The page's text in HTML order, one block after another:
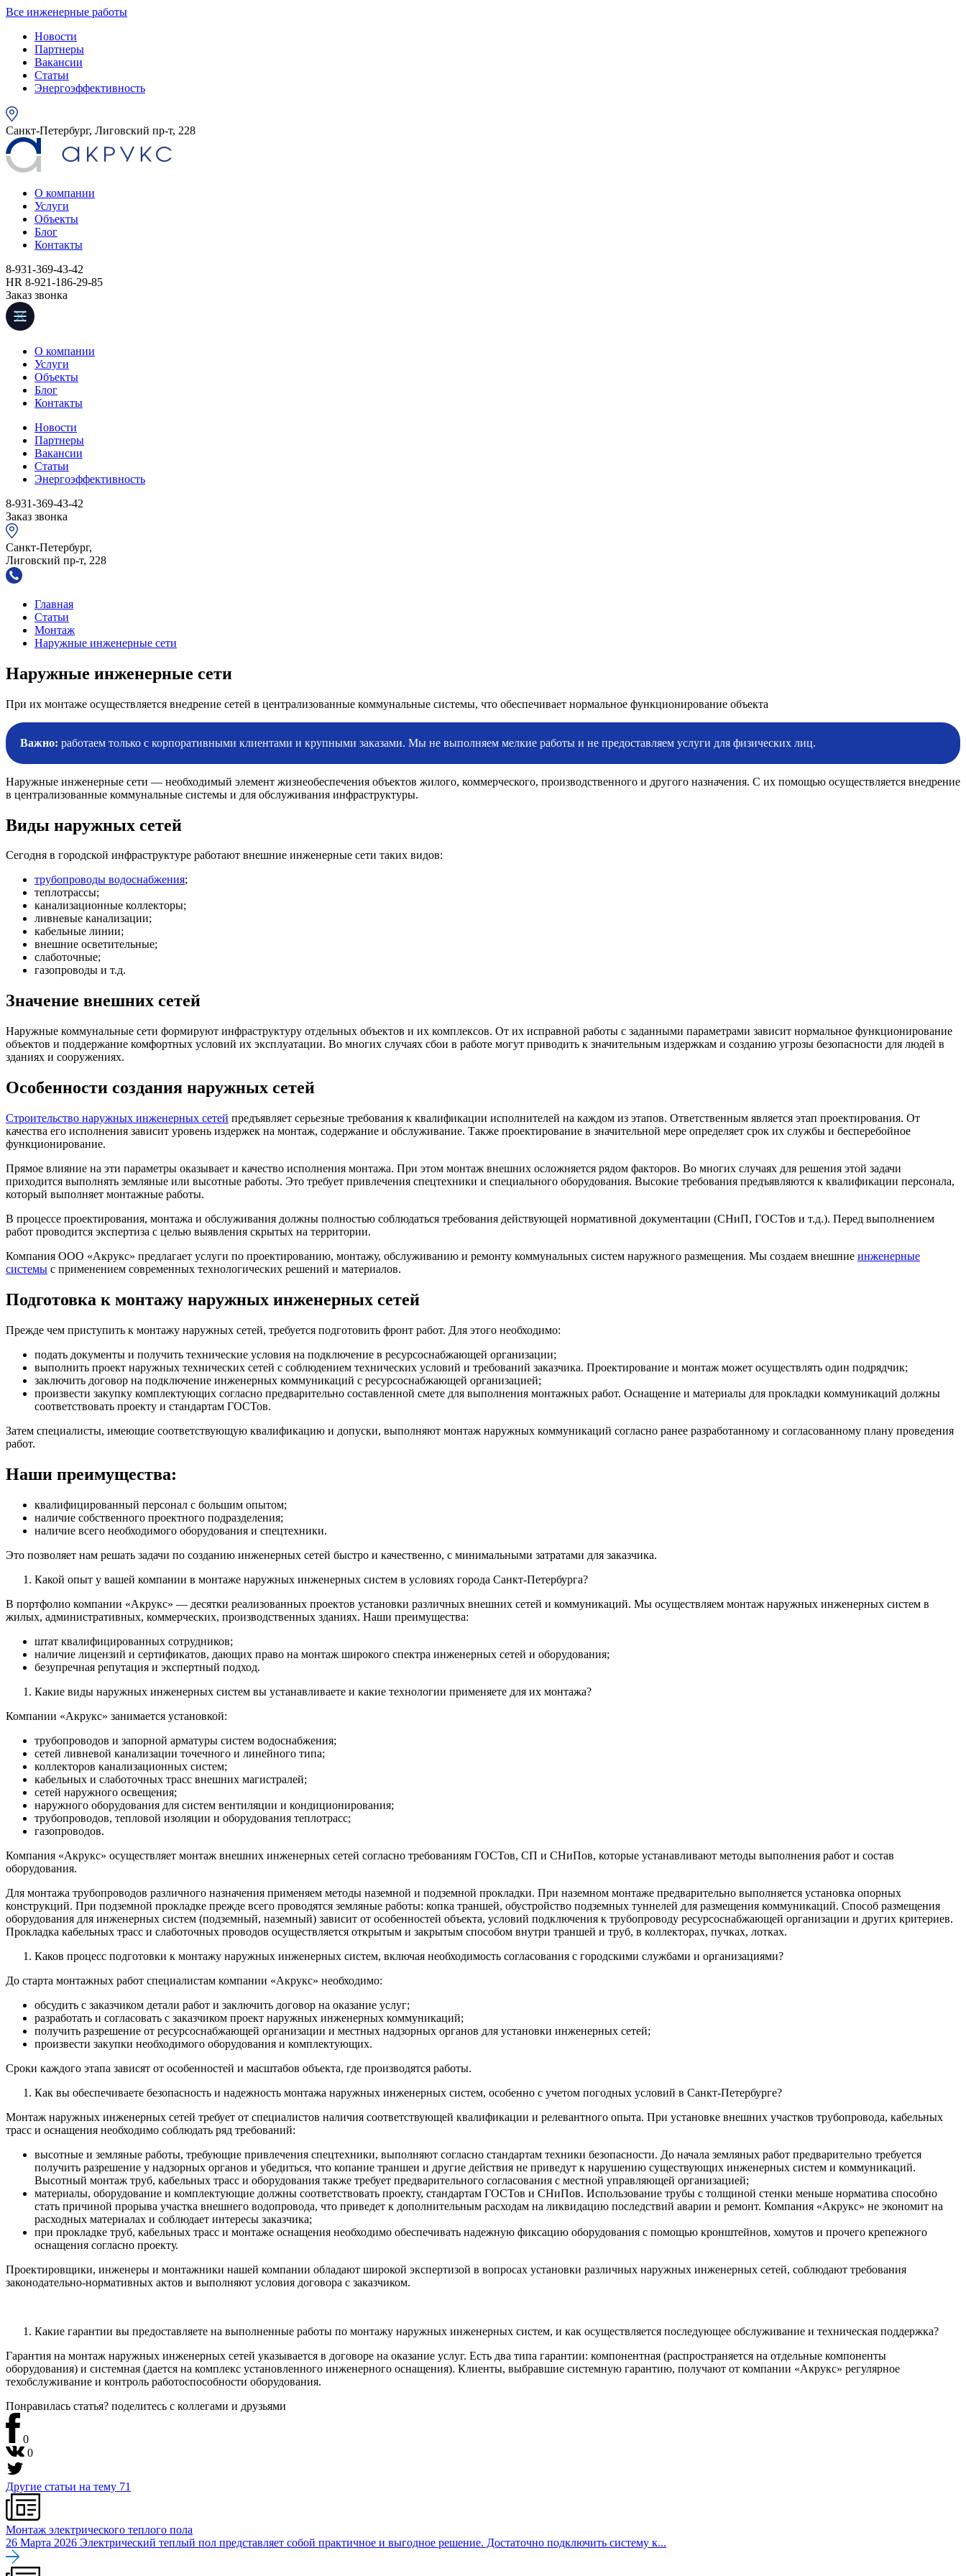
Все инженерные работы
Новости
Партнеры
Вакансии
Статьи
Энергоэффективность
Санкт-Петербург, Лиговский пр-т, 228
О компании
Услуги
Объекты
Блог
Контакты
8-931-369-43-42
HR 8-921-186-29-85
Заказ звонка
О компании
Услуги
Объекты
Блог
Контакты
Новости
Партнеры
Вакансии
Статьи
Энергоэффективность
8-931-369-43-42
Заказ звонка
Санкт-Петербург,
Лиговский пр-т, 228
Главная
Статьи
Монтаж
Наружные инженерные сети
Наружные инженерные сети
При их монтаже осуществляется внедрение сетей в централизованные коммунальные системы, что обеспечивает нормальное функционирование объекта
Важно: работаем только с корпоративными клиентами и крупными заказами. Мы не выполняем мелкие работы и не предоставляем услуги для физических лиц.
Наружные инженерные сети — необходимый элемент жизнеобеспечения объектов жилого, коммерческого, производственного и другого назначения. С их помощью осуществляется внедрение
в централизованные коммунальные системы и для обслуживания инфраструктуры.
Виды наружных сетей
Сегодня в городской инфраструктуре работают внешние инженерные сети таких видов:
трубопроводы водоснабжения;
теплотрассы;
канализационные коллекторы;
ливневые канализации;
кабельные линии;
внешние осветительные;
слаботочные;
газопроводы и т.д.
Значение внешних сетей
Наружные коммунальные сети формируют инфраструктуру отдельных объектов и их комплексов. От их исправной работы с заданными параметрами зависит нормальное функционирование
объектов и поддержание комфортных условий их эксплуатации. Во многих случаях сбои в работе могут приводить к значительным издержкам и созданию угрозы безопасности для людей в
зданиях и сооружениях.
Особенности создания наружных сетей
Строительство наружных инженерных сетей предъявляет серьезные требования к квалификации исполнителей на каждом из этапов. Ответственным является этап проектирования. От
качества его исполнения зависит уровень издержек на монтаж, содержание и обслуживание. Также проектирование в значительной мере определяет срок их службы и бесперебойное
функционирование.
Прямое влияние на эти параметры оказывает и качество исполнения монтажа. При этом монтаж внешних осложняется рядом факторов. Во многих случаях для решения этой задачи
приходится выполнять земляные или высотные работы. Это требует привлечения спецтехники и специального оборудования. Высокие требования предъявляются к квалификации персонала,
который выполняет монтажные работы.
В процессе проектирования, монтажа и обслуживания должны полностью соблюдаться требования действующей нормативной документации (СНиП, ГОСТов и т.д.). Перед выполнением
работ проводится экспертиза с целью выявления скрытых на территории.
Компания ООО «Акрукс» предлагает услуги по проектированию, монтажу, обслуживанию и ремонту коммунальных систем наружного размещения. Мы создаем внешние инженерные
системы с применением современных технологических решений и материалов.
Подготовка к монтажу наружных инженерных сетей
Прежде чем приступить к монтажу наружных сетей, требуется подготовить фронт работ. Для этого необходимо:
подать документы и получить технические условия на подключение в ресурсоснабжающей организации;
выполнить проект наружных технических сетей с соблюдением технических условий и требований заказчика. Проектирование и монтаж может осуществлять один подрядчик;
заключить договор на подключение инженерных коммуникаций с ресурсоснабжающей организацией;
произвести закупку комплектующих согласно предварительно составленной смете для выполнения монтажных работ. Оснащение и материалы для прокладки коммуникаций должны
соответствовать проекту и стандартам ГОСТов.
Затем специалисты, имеющие соответствующую квалификацию и допуски, выполняют монтаж наружных коммуникаций согласно ранее разработанному и согласованному плану проведения
работ.
Наши преимущества:
квалифицированный персонал с большим опытом;
наличие собственного проектного подразделения;
наличие всего необходимого оборудования и спецтехники.
Это позволяет нам решать задачи по созданию инженерных сетей быстро и качественно, с минимальными затратами для заказчика.
Какой опыт у вашей компании в монтаже наружных инженерных систем в условиях города Санкт-Петербурга?
В портфолио компании «Акрукс» — десятки реализованных проектов установки различных внешних сетей и коммуникаций. Мы осуществляем монтаж наружных инженерных систем в
жилых, административных, коммерческих, производственных зданиях. Наши преимущества:
штат квалифицированных сотрудников;
наличие лицензий и сертификатов, дающих право на монтаж широкого спектра инженерных сетей и оборудования;
безупречная репутация и экспертный подход.
Какие виды наружных инженерных систем вы устанавливаете и какие технологии применяете для их монтажа?
Компании «Акрукс» занимается установкой:
трубопроводов и запорной арматуры систем водоснабжения;
сетей ливневой канализации точечного и линейного типа;
коллекторов канализационных систем;
кабельных и слаботочных трасс внешних магистралей;
сетей наружного освещения;
наружного оборудования для систем вентиляции и кондиционирования;
трубопроводов, тепловой изоляции и оборудования теплотрасс;
газопроводов.
Компания «Акрукс» осуществляет монтаж внешних инженерных сетей согласно требованиям ГОСТов, СП и СНиПов, которые устанавливают методы выполнения работ и состав
оборудования.
Для монтажа трубопроводов различного назначения применяем методы наземной и подземной прокладки. При наземном монтаже предварительно выполняется установка опорных
конструкций. При подземной прокладке прежде всего проводятся земляные работы: копка траншей, обустройство подземных туннелей для размещения коммуникаций. Способ размещения
оборудования для инженерных систем (подземный, наземный) зависит от особенностей объекта, условий подключения к трубопроводу ресурсоснабжающей организации и других критериев.
Прокладка кабельных трасс и слаботочных проводов осуществляется открытым и закрытым способом внутри траншей и труб, в коллекторах, пучках, лотках.
Каков процесс подготовки к монтажу наружных инженерных систем, включая необходимость согласования с городскими службами и организациями?
До старта монтажных работ специалистам компании «Акрукс» необходимо:
обсудить с заказчиком детали работ и заключить договор на оказание услуг;
разработать и согласовать с заказчиком проект наружных инженерных коммуникаций;
получить разрешение от ресурсоснабжающей организации и местных надзорных органов для установки инженерных сетей;
произвести закупки необходимого оборудования и комплектующих.
Сроки каждого этапа зависят от особенностей и масштабов объекта, где производятся работы.
Как вы обеспечиваете безопасность и надежность монтажа наружных инженерных систем, особенно с учетом погодных условий в Санкт-Петербурге?
Монтаж наружных инженерных сетей требует от специалистов наличия соответствующей квалификации и релевантного опыта. При установке внешних участков трубопровода, кабельных
трасс и оснащения необходимо соблюдать ряд требований:
высотные и земляные работы, требующие привлечения спецтехники, выполняют согласно стандартам техники безопасности. До начала земляных работ предварительно требуется
получить разрешение у надзорных органов и убедиться, что копание траншеи и другие действия не приведут к нарушению существующих инженерных систем и коммуникаций.
Высотный монтаж труб, кабельных трасс и оборудования также требует предварительного согласования с местной управляющей организацией;
материалы, оборудование и комплектующие должны соответствовать проекту, стандартам ГОСТов и СНиПов. Использование трубы с толщиной стенки меньше норматива способно
стать причиной прорыва участка внешнего водопровода, что приведет к дополнительным расходам на ликвидацию последствий аварии и ремонт. Компания «Акрукс» не экономит на
расходных материалах и соблюдает интересы заказчика;
при прокладке труб, кабельных трасс и монтаже оснащения необходимо обеспечивать надежную фиксацию оборудования с помощью кронштейнов, хомутов и прочего крепежного
оснащения согласно проекту.
Проектировщики, инженеры и монтажники нашей компании обладают широкой экспертизой в вопросах установки различных наружных инженерных сетей, соблюдают требования
законодательно-нормативных актов и выполняют условия договора с заказчиком.
Какие гарантии вы предоставляете на выполненные работы по монтажу наружных инженерных систем, и как осуществляется последующее обслуживание и техническая поддержка?
Гарантия на монтаж наружных инженерных сетей указывается в договоре на оказание услуг. Есть два типа гарантии: компонентная (распространяется на отдельные компоненты
оборудования) и системная (дается на комплекс установленного инженерного оснащения). Клиенты, выбравшие системную гарантию, получают от компании «Акрукс» регулярное
техобслуживание и контроль работоспособности оборудования.
Понравилась статья? поделитесь с коллегами и друзьями
0
0
Другие статьи на тему 71
Монтаж электрического теплого пола
26 Марта 2026 Электрический теплый пол представляет собой практичное и выгодное решение. Достаточно подключить систему к...